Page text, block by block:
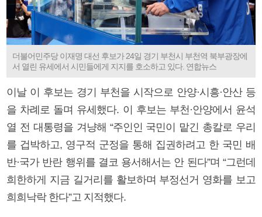
더불어민주당 이재명 대선 후보가 24일 경기 부천시 부천역 북부광장에
서 열린 유세에서 시민들에게 지지를 호소하고 있다. 연합뉴스
이날 이 후보는 경기 부천을 시작으로 안양·시흥·안산 등
을 차례로 돌며 유세했다. 이 후보는 부천·안양에서 윤석
열 전 대통령을 겨냥해 “주인인 국민이 맡긴 총칼로 우리
를 겁박하고, 영구적 군정을 통해 집권하려고 한 국민 배
반·국가 반란 행위를 결코 용서해서는 안 된다”며 “그런데
희한하게 지금 길거리를 활보하며 부정선거 영화를 보고
희희낙락 한다”고 지적했다.